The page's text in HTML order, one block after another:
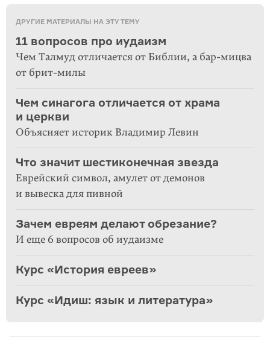
ДРУГИЕ МАТЕРИАЛЫ НА ЭТУ ТЕМУ
11 вопросов про иудаизм
Чем Талмуд отличается от Библии, а бар-мицва
от брит-милы
Чем синагога отличается от храма
и церкви
Объясняет историк Владимир Левин
Что значит шестиконечная звезда
Еврейский символ, амулет от демонов
и вывеска для пивной
Зачем евреям делают обрезание?
И еще 6 вопросов об иудаизме
Курс «История евреев»
Курс «Идиш: язык и литература»